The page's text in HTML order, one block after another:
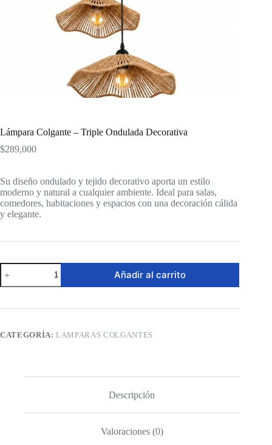
Lámpara Colgante – Triple Ondulada Decorativa
$289,000
Su diseño ondulado y tejido decorativo aporta un estilo
moderno y natural a cualquier ambiente. Ideal para salas,
comedores, habitaciones y espacios con una decoración cálida
y elegante.
Lámpara
Colgante
-
Ondulada
Añadir al carrito
CATEGORÍA:LAMPARAS COLGANTES
Descripción
Valoraciones (0)